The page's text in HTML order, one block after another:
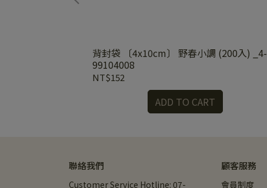
背封袋 〔4x10cm〕 野春小調 (200入) _4-
99104008
NT$152
ADD TO CART
聯絡我們
Customer Service Hotline: 07-
顧客服務
會員制度